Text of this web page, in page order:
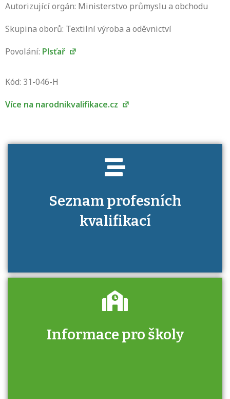
Autorizující orgán: Ministerstvo průmyslu a obchodu
Skupina oborů: Textilní výroba a oděvnictví
Povolání: Plsťař
Kód: 31-046-H
Více na narodnikvalifikace.cz
Seznam profesních
kvalifikací
Víte, jaké dovednosti musíte pro danou
Informace pro školy
Zjistěte, jak se přihlásit ke zkoušce a kde